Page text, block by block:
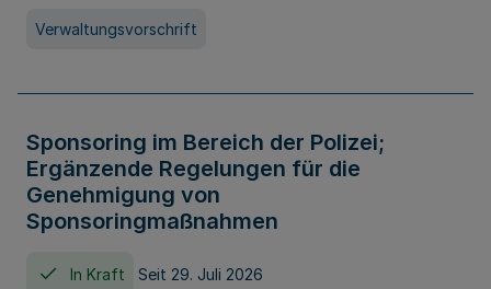
Verwaltungsvorschrift
Sponsoring im Bereich der Polizei;
Ergänzende Regelungen für die
Genehmigung von
Sponsoringmaßnahmen
In Kraft Seit 29. Juli 2026